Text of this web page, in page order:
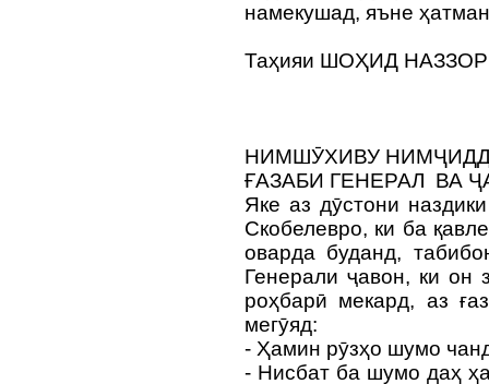
намекушад, яъне
Таҳияи ШОҲИД
НИМШӮХИВУ
ҒАЗАБИ ГЕНЕРАЛ ВА
Яке аз дӯстони
Скобелевро, ки ба
оварда буданд,
Генерали ҷавон, ки он
роҳбарӣ мекард, аз
мегӯяд:
- Ҳамин рӯзҳо шумо
- Нисбат ба шумо даҳ